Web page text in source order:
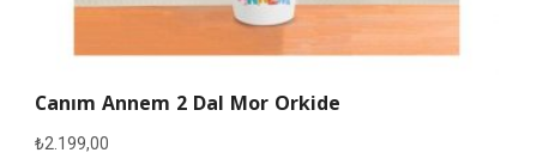
Canım Annem 2 Dal Mor Orkide
₺2.199,00